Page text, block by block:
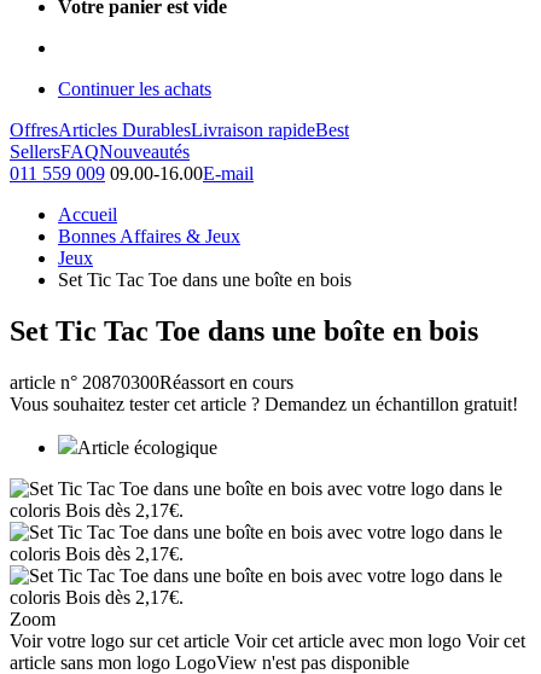
Votre panier est vide
Continuer les achats
OffresArticles DurablesLivraison rapideBest
SellersFAQNouveautés
011 559 009 09.00-16.00E-mail
Accueil
Bonnes Affaires & Jeux
Jeux
Set Tic Tac Toe dans une boîte en bois
Set Tic Tac Toe dans une boîte en bois
article n° 20870300Réassort en cours
Vous souhaitez tester cet article ? Demandez un échantillon gratuit!
Article écologique
Zoom
Voir votre logo sur cet article Voir cet article avec mon logo Voir cet
article sans mon logo LogoView n'est pas disponible